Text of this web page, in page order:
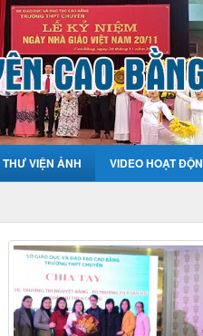
THƯ VIỆN ẢNH VIDEO HOẠT